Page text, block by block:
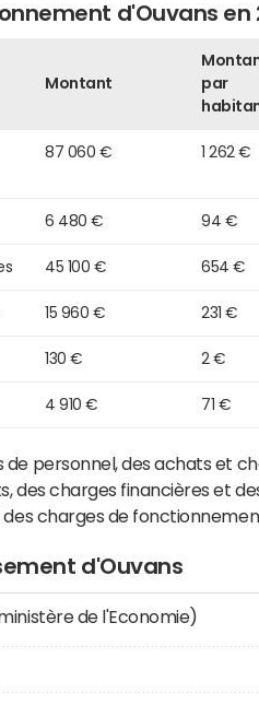
d'Ouvans en
Montant
par
87 060 € 1 262 €
6 480 € 94 €
45 100 € 654 €
15 960 € 231 €
130 € 2 €
4 910 € 71 €
de personnel, des achats et
des charges financières et
charges de
d'Ouvans
de l'Economie)